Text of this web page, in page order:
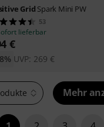
Grid Spark Mini PW
53
lieferbar
€
UVP: 269 €
Mehr